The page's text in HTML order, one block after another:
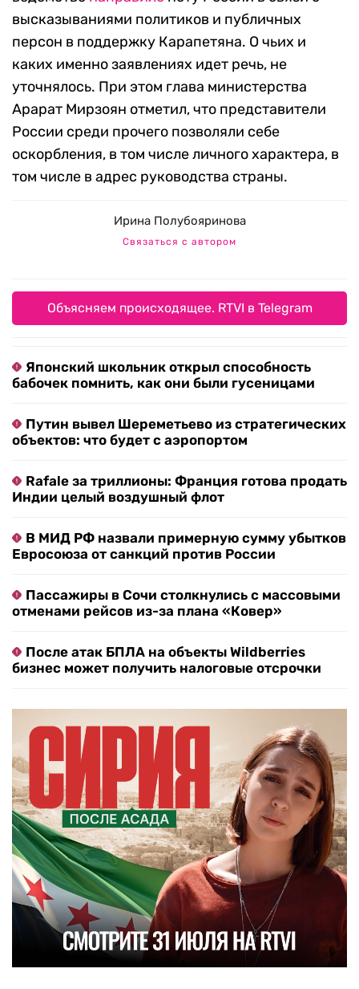
высказываниями политиков и публичных
персон в поддержку Карапетяна. О чьих и
каких именно заявлениях идет речь, не
уточнялось. При этом глава министерства
Арарат Мирзоян отметил, что представители
России среди прочего позволяли себе
оскорбления, в том числе личного характера, в
том числе в адрес руководства страны.
Ирина Полубояринова
Связаться с автором
Объясняем происходящее. RTVI в Telegram
Японский школьник открыл способность
бабочек помнить, как они были гусеницами
Путин вывел Шереметьево из стратегических
объектов: что будет с аэропортом
Rafale за триллионы: Франция готова продать
Индии целый воздушный флот
В МИД РФ назвали примерную сумму убытков
Евросоюза от санкций против России
Пассажиры в Сочи столкнулись с массовыми
отменами рейсов из-за плана «Ковер»
После атак БПЛА на объекты Wildberries
бизнес может получить налоговые отсрочки